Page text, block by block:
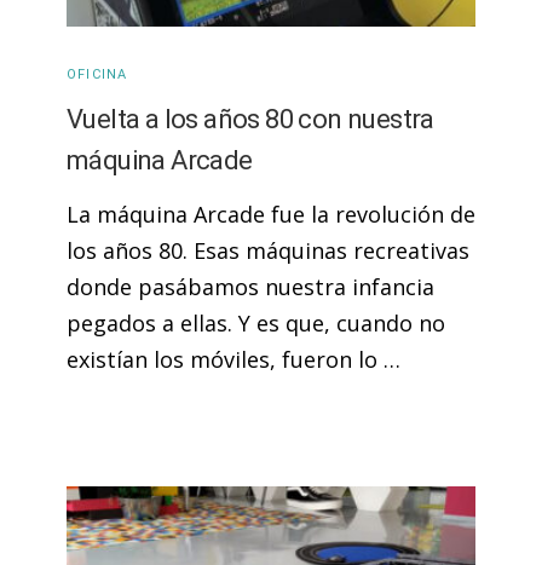
OFICINA
Vuelta a los años 80 con nuestra
máquina Arcade
La máquina Arcade fue la revolución de
los años 80. Esas máquinas recreativas
donde pasábamos nuestra infancia
pegados a ellas. Y es que, cuando no
existían los móviles, fueron lo …